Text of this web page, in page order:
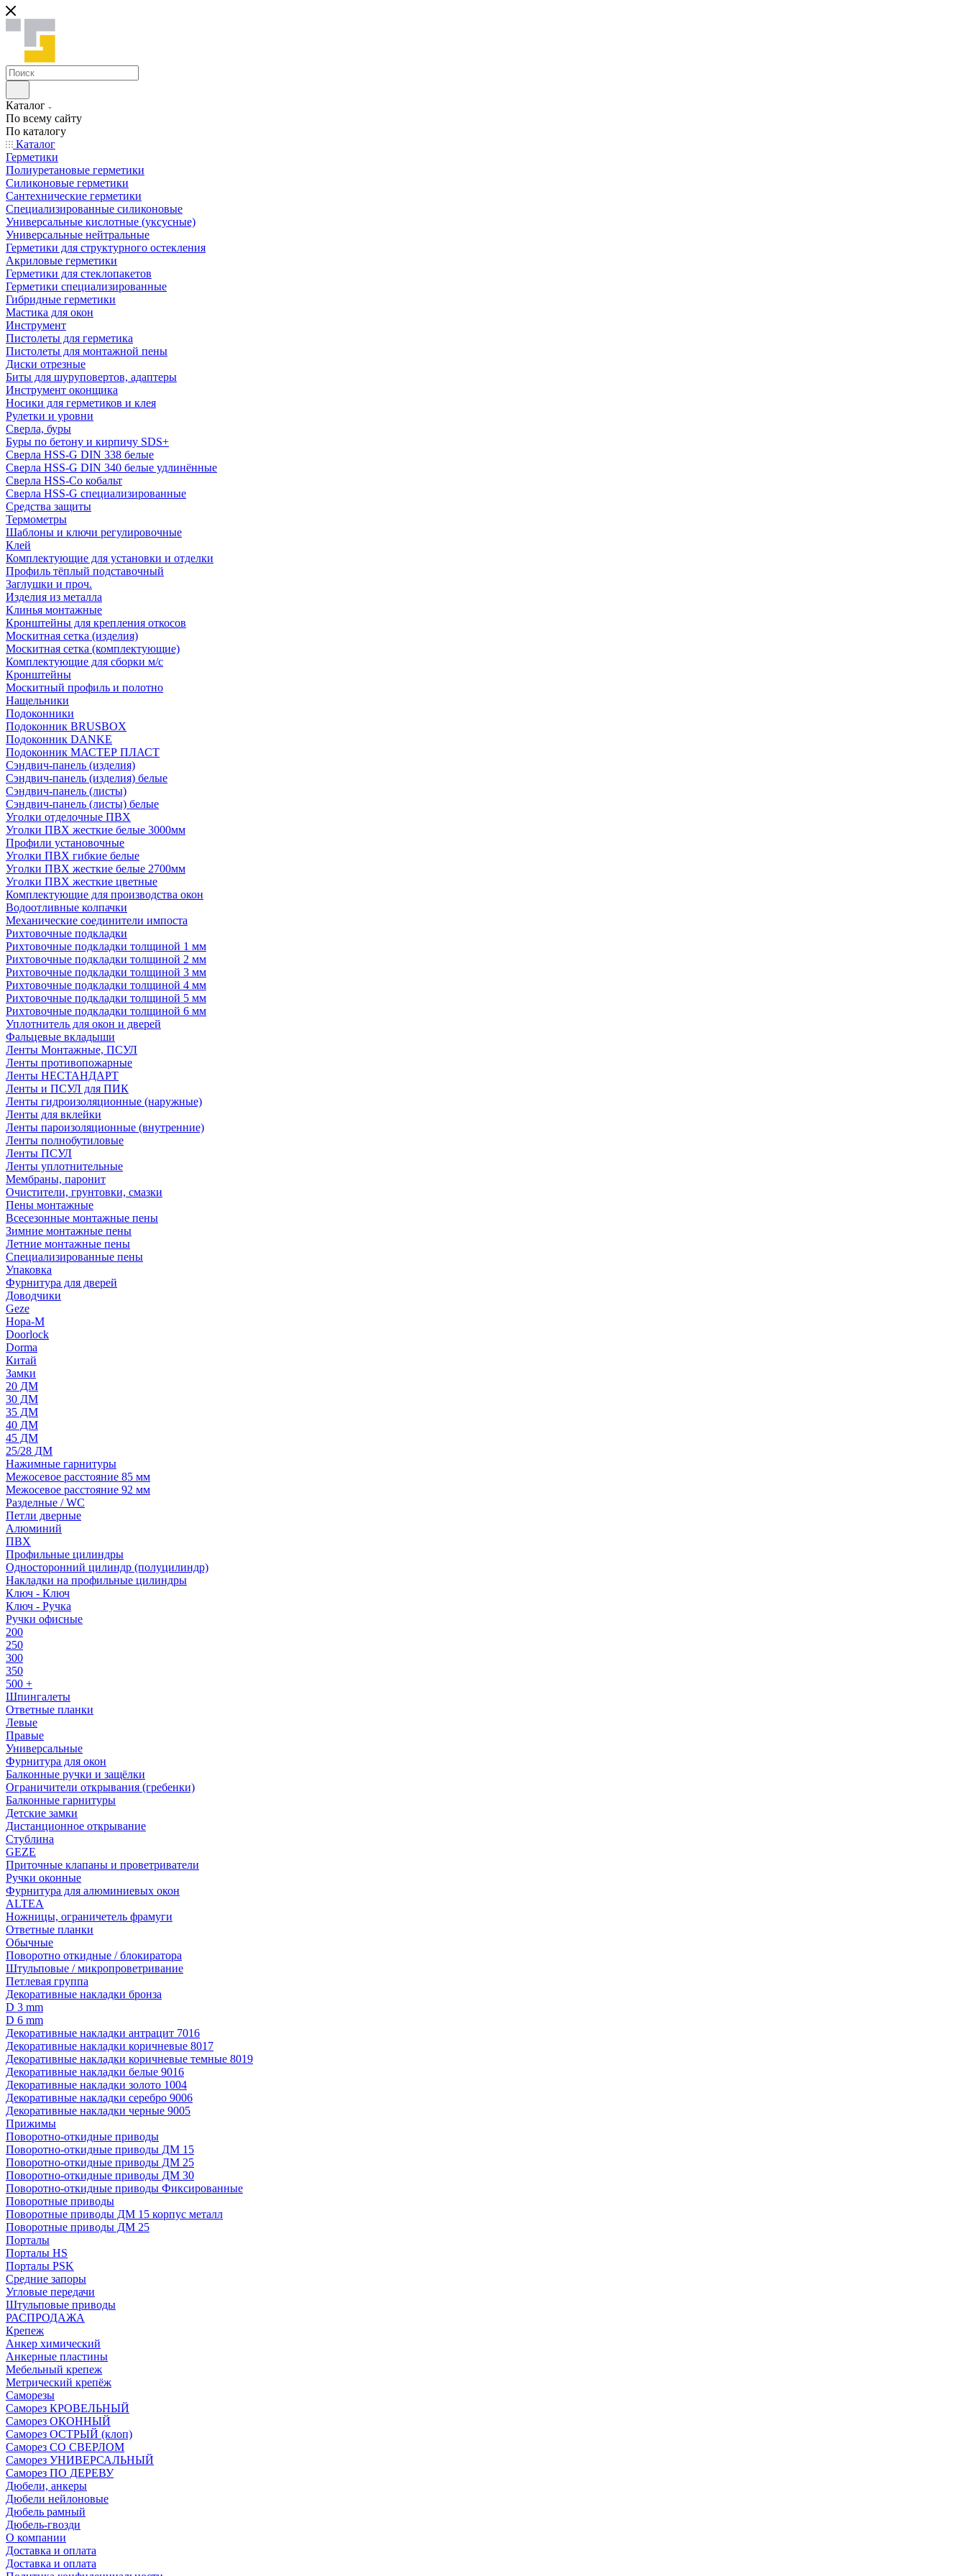
Каталог
По всему сайту
По каталогу
Каталог
Герметики
Полиуретановые герметики
Силиконовые герметики
Сантехнические герметики
Специализированные силиконовые
Универсальные кислотные (уксусные)
Универсальные нейтральные
Герметики для структурного остекления
Акриловые герметики
Герметики для стеклопакетов
Герметики специализированные
Гибридные герметики
Мастика для окон
Инструмент
Пистолеты для герметика
Пистолеты для монтажной пены
Диски отрезные
Биты для шуруповертов, адаптеры
Инструмент оконщика
Носики для герметиков и клея
Рулетки и уровни
Сверла, буры
Буры по бетону и кирпичу SDS+
Сверла HSS-G DIN 338 белые
Сверла HSS-G DIN 340 белые удлинённые
Сверла HSS-Co кобальт
Сверла HSS-G специализированные
Средства защиты
Термометры
Шаблоны и ключи регулировочные
Клей
Комплектующие для установки и отделки
Профиль тёплый подставочный
Заглушки и проч.
Изделия из металла
Клинья монтажные
Кронштейны для крепления откосов
Москитная сетка (изделия)
Москитная сетка (комплектующие)
Комплектующие для сборки м/с
Кронштейны
Москитный профиль и полотно
Нащельники
Подоконники
Подоконник BRUSBOX
Подоконник DANKE
Подоконник МАСТЕР ПЛАСТ
Сэндвич-панель (изделия)
Сэндвич-панель (изделия) белые
Сэндвич-панель (листы)
Сэндвич-панель (листы) белые
Уголки отделочные ПВХ
Уголки ПВХ жесткие белые 3000мм
Профили установочные
Уголки ПВХ гибкие белые
Уголки ПВХ жесткие белые 2700мм
Уголки ПВХ жесткие цветные
Комплектующие для производства окон
Водоотливные колпачки
Механические соединители импоста
Рихтовочные подкладки
Рихтовочные подкладки толщиной 1 мм
Рихтовочные подкладки толщиной 2 мм
Рихтовочные подкладки толщиной 3 мм
Рихтовочные подкладки толщиной 4 мм
Рихтовочные подкладки толщиной 5 мм
Рихтовочные подкладки толщиной 6 мм
Уплотнитель для окон и дверей
Фальцевые вкладыши
Ленты Монтажные, ПСУЛ
Ленты противопожарные
Ленты НЕСТАНДАРТ
Ленты и ПСУЛ для ПИК
Ленты гидроизоляционные (наружные)
Ленты для вклейки
Ленты пароизоляционные (внутренние)
Ленты полнобутиловые
Ленты ПСУЛ
Ленты уплотнительные
Мембраны, паронит
Очистители, грунтовки, смазки
Пены монтажные
Всесезонные монтажные пены
Зимние монтажные пены
Летние монтажные пены
Специализированные пены
Упаковка
Фурнитура для дверей
Доводчики
Geze
Нора-М
Doorlock
Dorma
Китай
Замки
20 ДМ
30 ДМ
35 ДМ
40 ДМ
45 ДМ
25/28 ДМ
Нажимные гарнитуры
Межосевое расстояние 85 мм
Межосевое расстояние 92 мм
Разделные / WC
Петли дверные
Алюминий
ПВХ
Профильные цилиндры
Односторонний цилиндр (полуцилиндр)
Накладки на профильные цилиндры
Ключ - Ключ
Ключ - Ручка
Ручки офисные
200
250
300
350
500 +
Шпингалеты
Ответные планки
Левые
Правые
Универсальные
Фурнитура для окон
Балконные ручки и защёлки
Ограничители открывания (гребенки)
Балконные гарнитуры
Детские замки
Дистанционное открывание
Стублина
GEZE
Приточные клапаны и проветриватели
Ручки оконные
Фурнитура для алюминиевых окон
ALTEA
Ножницы, ограничетель фрамуги
Ответные планки
Обычные
Поворотно откидные / блокиратора
Штульповые / микропроветривание
Петлевая группа
Декоративные накладки бронза
D 3 mm
D 6 mm
Декоративные накладки антрацит 7016
Декоративные накладки коричневые 8017
Декоративные накладки коричневые темные 8019
Декоративные накладки белые 9016
Декоративные накладки золото 1004
Декоративные накладки серебро 9006
Декоративные накладки черные 9005
Прижимы
Поворотно-откидные приводы
Поворотно-откидные приводы ДМ 15
Поворотно-откидные приводы ДМ 25
Поворотно-откидные приводы ДМ 30
Поворотно-откидные приводы Фиксированные
Поворотные приводы
Поворотные приводы ДМ 15 корпус металл
Поворотные приводы ДМ 25
Порталы
Порталы HS
Порталы PSK
Средние запоры
Угловые передачи
Штульповые приводы
РАСПРОДАЖА
Крепеж
Анкер химический
Анкерные пластины
Мебельный крепеж
Метрический крепёж
Саморезы
Саморез КРОВЕЛЬНЫЙ
Саморез ОКОННЫЙ
Саморез ОСТРЫЙ (клоп)
Саморез СО СВЕРЛОМ
Саморез УНИВЕРСАЛЬНЫЙ
Саморез ПО ДЕРЕВУ
Дюбели, анкеры
Дюбели нейлоновые
Дюбель рамный
Дюбель-гвозди
О компании
Доставка и оплата
Доставка и оплата